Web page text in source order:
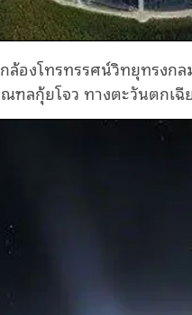
ล้องโทรทรรศน์วิทยุทรง
ฑลกุ้ยโจว ทางตะวันตกเฉี